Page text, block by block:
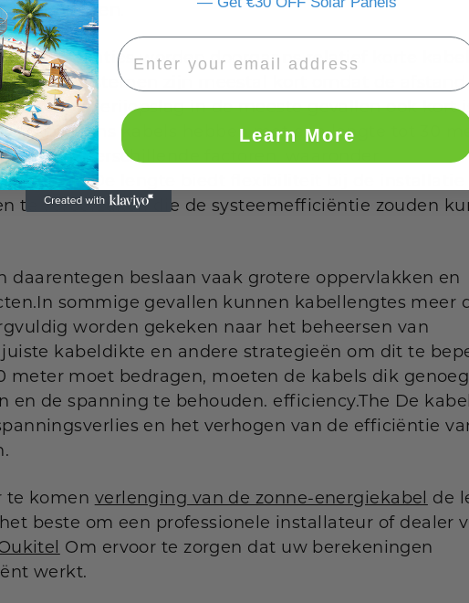
richtlijnen.
installaties worden doorgaans relatief korte
zijn meestal kort omdat de afstand
of batterijopslag in de meeste gevallen ook kort
doorgaans kabels hebben met een lengte tot 30
af van verschillende factoren, waaronder
De lengte biedt flexibiliteit bij de installatie
te veroorzaken die de systeemefficiëntie zouden
daarentegen beslaan vaak grotere oppervlakken en
sommige gevallen kunnen kabellengtes meer
worden gekeken naar het beheersen van
kabeldikte en andere strategieën om dit te
meter moet bedragen, moeten de kabels dik
de spanning te behouden. efficiency.The De
en het verhogen van de efficiëntie
te komen verlenging van de zonne-energiekabel de
beste om een ​​professionele installateur of dealer
Om ervoor te zorgen dat uw berekeningen
werkt.
Learn More